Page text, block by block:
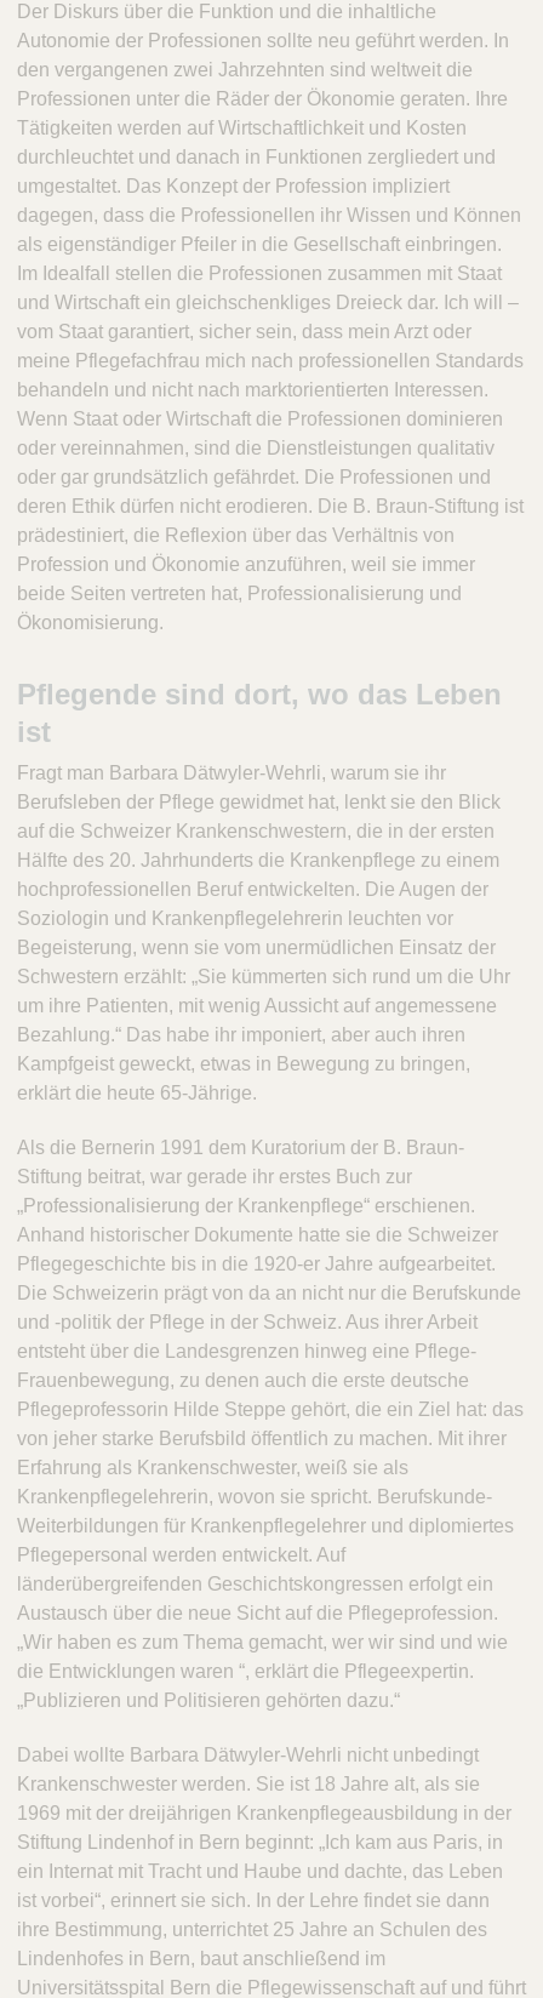
Der Diskurs über die Funktion und die inhaltliche
Autonomie der Professionen sollte neu geführt werden. In
den vergangenen zwei Jahrzehnten sind weltweit die
Professionen unter die Räder der Ökonomie geraten. Ihre
Tätigkeiten werden auf Wirtschaftlichkeit und Kosten
durchleuchtet und danach in Funktionen zergliedert und
umgestaltet. Das Konzept der Profession impliziert
dagegen, dass die Professionellen ihr Wissen und Können
als eigenständiger Pfeiler in die Gesellschaft einbringen.
Im Idealfall stellen die Professionen zusammen mit Staat
und Wirtschaft ein gleichschenkliges Dreieck dar. Ich will –
vom Staat garantiert, sicher sein, dass mein Arzt oder
meine Pflegefachfrau mich nach professionellen Standards
behandeln und nicht nach marktorientierten Interessen.
Wenn Staat oder Wirtschaft die Professionen dominieren
oder vereinnahmen, sind die Dienstleistungen qualitativ
oder gar grundsätzlich gefährdet. Die Professionen und
deren Ethik dürfen nicht erodieren. Die B. Braun-Stiftung ist
prädestiniert, die Reflexion über das Verhältnis von
Profession und Ökonomie anzuführen, weil sie immer
beide Seiten vertreten hat, Professionalisierung und
Ökonomisierung.
Pflegende sind dort, wo das Leben
ist
Fragt man Barbara Dätwyler-Wehrli, warum sie ihr
Berufsleben der Pflege gewidmet hat, lenkt sie den Blick
auf die Schweizer Krankenschwestern, die in der ersten
Hälfte des 20. Jahrhunderts die Krankenpflege zu einem
hochprofessionellen Beruf entwickelten. Die Augen der
Soziologin und Krankenpflegelehrerin leuchten vor
Begeisterung, wenn sie vom unermüdlichen Einsatz der
Schwestern erzählt: „Sie kümmerten sich rund um die Uhr
um ihre Patienten, mit wenig Aussicht auf angemessene
Bezahlung.“ Das habe ihr imponiert, aber auch ihren
Kampfgeist geweckt, etwas in Bewegung zu bringen,
erklärt die heute 65-Jährige.
Als die Bernerin 1991 dem Kuratorium der B. Braun-
Stiftung beitrat, war gerade ihr erstes Buch zur
„Professionalisierung der Krankenpflege“ erschienen.
Anhand historischer Dokumente hatte sie die Schweizer
Pflegegeschichte bis in die 1920-er Jahre aufgearbeitet.
Die Schweizerin prägt von da an nicht nur die Berufskunde
und -politik der Pflege in der Schweiz. Aus ihrer Arbeit
entsteht über die Landesgrenzen hinweg eine Pflege-
Frauenbewegung, zu denen auch die erste deutsche
Pflegeprofessorin Hilde Steppe gehört, die ein Ziel hat: das
von jeher starke Berufsbild öffentlich zu machen. Mit ihrer
Erfahrung als Krankenschwester, weiß sie als
Krankenpflegelehrerin, wovon sie spricht. Berufskunde-
Weiterbildungen für Krankenpflegelehrer und diplomiertes
Pflegepersonal werden entwickelt. Auf
länderübergreifenden Geschichtskongressen erfolgt ein
Austausch über die neue Sicht auf die Pflegeprofession.
„Wir haben es zum Thema gemacht, wer wir sind und wie
die Entwicklungen waren “, erklärt die Pflegeexpertin.
„Publizieren und Politisieren gehörten dazu.“
Dabei wollte Barbara Dätwyler-Wehrli nicht unbedingt
Krankenschwester werden. Sie ist 18 Jahre alt, als sie
1969 mit der dreijährigen Krankenpflegeausbildung in der
Stiftung Lindenhof in Bern beginnt: „Ich kam aus Paris, in
ein Internat mit Tracht und Haube und dachte, das Leben
ist vorbei“, erinnert sie sich. In der Lehre findet sie dann
ihre Bestimmung, unterrichtet 25 Jahre an Schulen des
Lindenhofes in Bern, baut anschließend im
Universitätsspital Bern die Pflegewissenschaft auf und führt